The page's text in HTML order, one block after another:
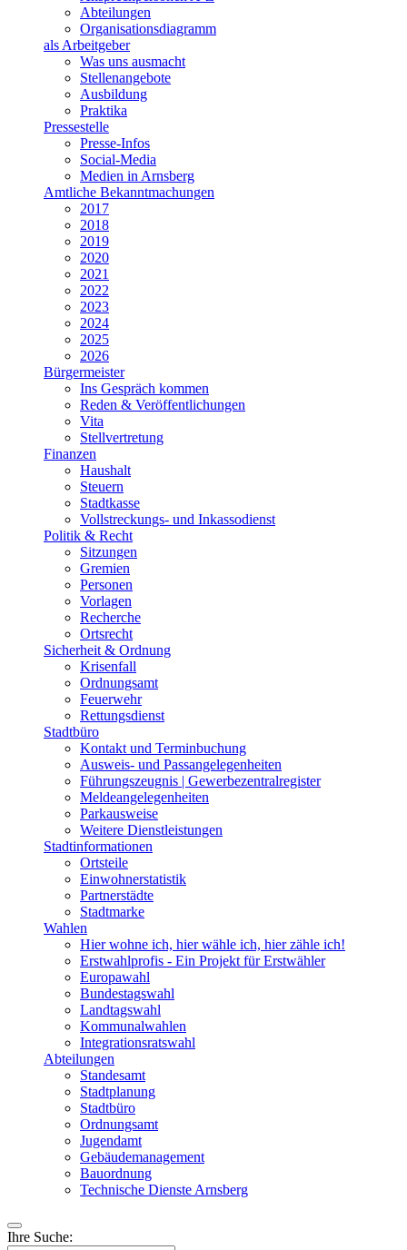
Abteilungen
Organisationsdiagramm
als Arbeitgeber
Was uns ausmacht
Stellenangebote
Ausbildung
Praktika
Pressestelle
Presse-Infos
Social-Media
Medien in Arnsberg
Amtliche Bekanntmachungen
2017
2018
2019
2020
2021
2022
2023
2024
2025
2026
Bürgermeister
Ins Gespräch kommen
Reden & Veröffentlichungen
Vita
Stellvertretung
Finanzen
Haushalt
Steuern
Stadtkasse
Vollstreckungs- und Inkassodienst
Politik & Recht
Sitzungen
Gremien
Personen
Vorlagen
Recherche
Ortsrecht
Sicherheit & Ordnung
Krisenfall
Ordnungsamt
Feuerwehr
Rettungsdienst
Stadtbüro
Kontakt und Terminbuchung
Ausweis- und Passangelegenheiten
Führungszeugnis | Gewerbezentralregister
Meldeangelegenheiten
Parkausweise
Weitere Dienstleistungen
Stadtinformationen
Ortsteile
Einwohnerstatistik
Partnerstädte
Stadtmarke
Wahlen
Hier wohne ich, hier wähle ich, hier zähle ich!
Erstwahlprofis - Ein Projekt für Erstwähler
Europawahl
Bundestagswahl
Landtagswahl
Kommunalwahlen
Integrationsratswahl
Abteilungen
Standesamt
Stadtplanung
Stadtbüro
Ordnungsamt
Jugendamt
Gebäudemanagement
Bauordnung
Technische Dienste Arnsberg
Ihre Suche: